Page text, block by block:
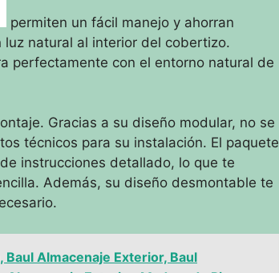
permiten un fácil manejo y ahorran
natural al interior del cobertizo.
perfectamente con el entorno natural de
Gracias a su diseño modular, no se
técnicos para su instalación. El paquete
instrucciones detallado, lo que te
Además, su diseño desmontable te
Baul Almacenaje Exterior, Baul